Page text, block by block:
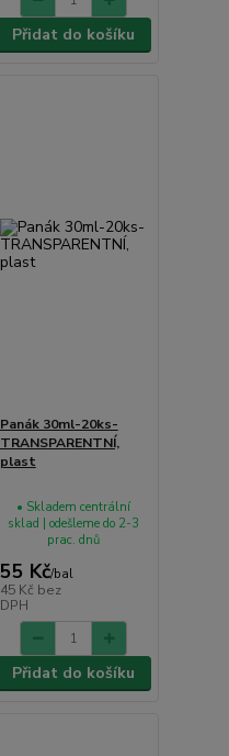
Přidat do košíku
Panák 30ml-20ks-
TRANSPARENTNÍ,
plast
55 Kč/bal
45 Kč bez
DPH
• Skladem centrální
sklad | odešleme do 2-3
prac. dnů
Přidat do košíku